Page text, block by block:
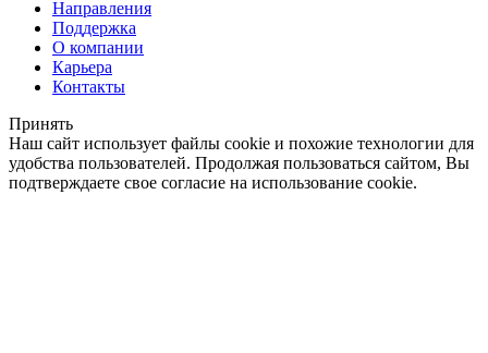
Направления
Поддержка
О компании
Карьера
Контакты
Принять
Наш сайт использует файлы cookie и похожие технологии для
удобства пользователей. Продолжая пользоваться сайтом, Вы
подтверждаете свое согласие на использование cookie.